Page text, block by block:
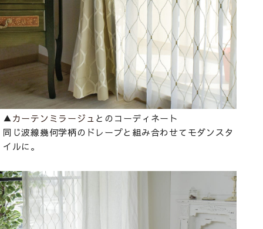
▲カーテンミラージュ とのコーディネート
同じ波線幾何学柄のドレープと組み合わせてモダンスタ
イルに。